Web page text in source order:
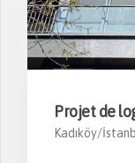
Projet de
Kadıköy/